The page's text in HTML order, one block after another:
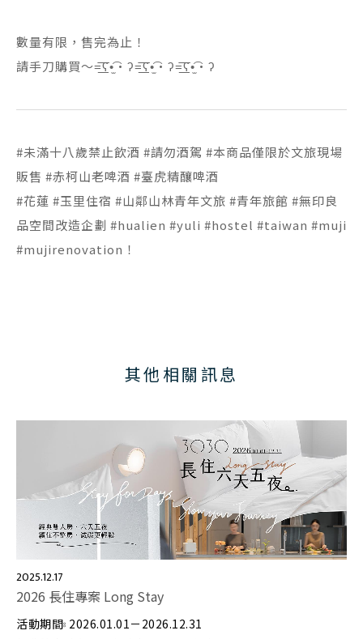
數量有限，售完為止！
請手刀購買～=͟͟͞͞ʕ•̫͡•ʔ=͟͟͞͞ʕ•̫͡•ʔ=͟͟͞͞ʕ•̫͡•ʔ
#未滿十八歲禁止飲酒 #請勿酒駕 #本商品僅限於文旅現場
販售 #赤柯山老啤酒 #臺虎精釀啤酒
#花蓮 #玉里住宿 #山鄰山林青年文旅 #青年旅館 #無印良
品空間改造企劃 #hualien #yuli #hostel #taiwan #muji
#mujirenovation！
其他相關訊息
2025.12.17
2026 長住專案 Long Stay
活動期間⦂ 2026.01.01－2026.12.31